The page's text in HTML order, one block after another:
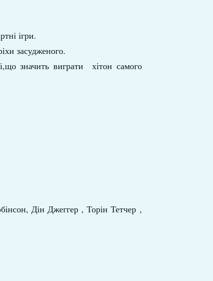
ігри.
засудженого.
значить виграти хітон самого
Дін Джеггер , Торін Тетчер ,